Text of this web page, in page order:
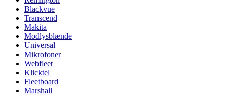
Blackvue
Transcend
Makita
Modlysblænde
Universal
Mikrofoner
Webfleet
Klicktel
Fleetboard
Marshall